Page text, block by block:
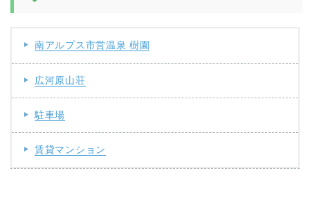
南アルプス市営温泉 樹園
広河原山荘
駐車場
賃貸マンション